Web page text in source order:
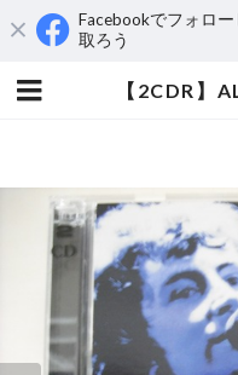
Facebookでフォロ
取ろう